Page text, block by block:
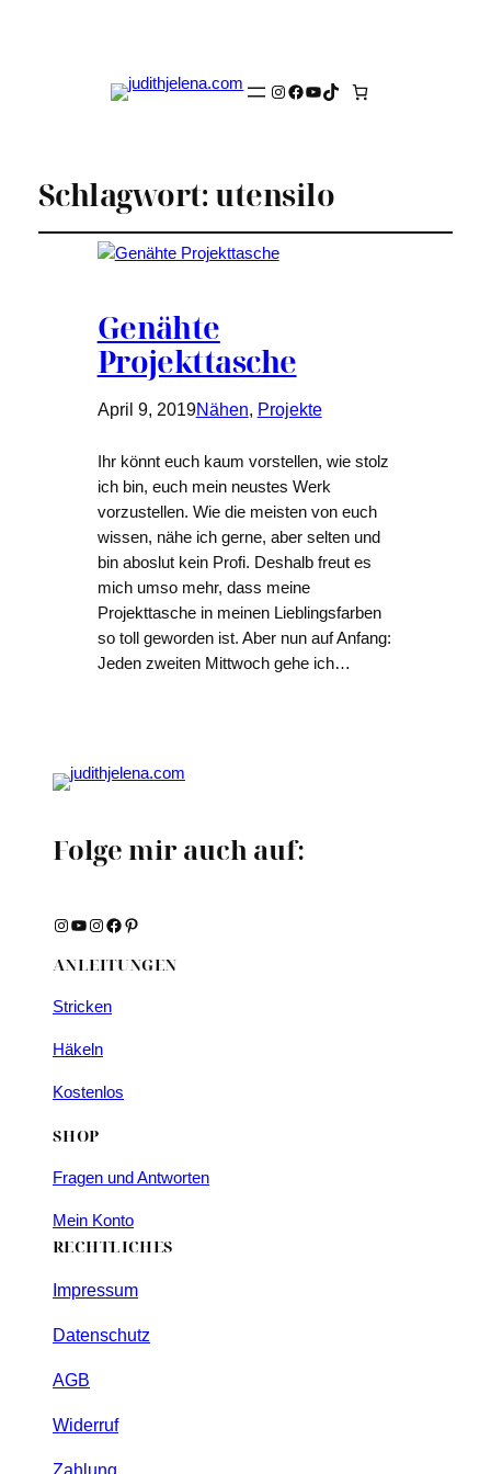
Instagram
Facebook
YouTube
TikTok
Schlagwort: utensilo
Genähte
Projekttasche
April 9, 2019Nähen, Projekte
Ihr könnt euch kaum vorstellen, wie stolz
ich bin, euch mein neustes Werk
vorzustellen. Wie die meisten von euch
wissen, nähe ich gerne, aber selten und
bin aboslut kein Profi. Deshalb freut es
mich umso mehr, dass meine
Projekttasche in meinen Lieblingsfarben
so toll geworden ist. Aber nun auf Anfang:
Jeden zweiten Mittwoch gehe ich…
Folge mir auch auf:
Instagram YouTube Instagram Facebook Pinterest
ANLEITUNGEN
Stricken
Häkeln
Kostenlos
SHOP
Fragen und Antworten
Mein Konto
RECHTLICHES
Impressum
Datenschutz
AGB
Widerruf